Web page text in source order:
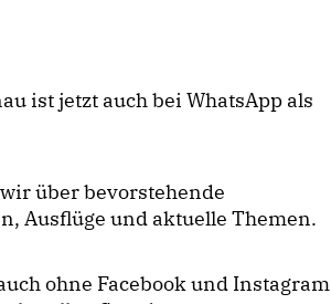
ist jetzt auch bei WhatsApp als
über bevorstehende
Ausflüge und aktuelle Themen.
ohne Facebook und Instagram